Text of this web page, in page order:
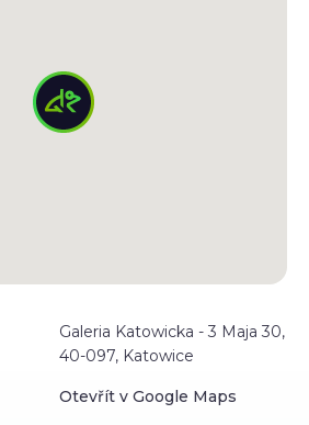
Galeria Katowicka - 3 Maja 30,
40-097, Katowice
Otevřít v Google Maps